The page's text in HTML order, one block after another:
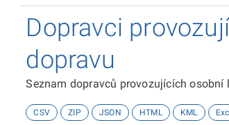
Dopravci
dopravu
Seznam dopravců provozujících osobní
CSV ZIP JSON HTML KML